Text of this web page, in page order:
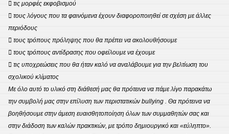
 τις μορφές εκφοβισμού
 τους λόγους που τα φαινόμενα έχουν διαφοροποιηθεί σε σχέση με άλλες
περιόδους
 τους τρόπους πρόληψης που θα πρέπει να ακολουθήσουμε
 τους τρόπους αντίδρασης που οφείλουμε να έχουμε
 τις υποχρεώσεις που θα ήταν καλό να αναλάβουμε για την βελτίωση του
σχολικού κλίματος
Με όλο αυτό το υλικό στη διάθεσή μας θα πρότεινα να πάμε λίγο παρακάτω
την συμβολή μας στην επίλυση των περιστατικών bullying . Θα πρότεινα να
βοηθήσουμε στην άμεση ευαισθητοποίηση όλων των συμμαθητών σας και
στην διάδοση των καλών πρακτικών, με τρόπο δημιουργικό και «εύληπτο».